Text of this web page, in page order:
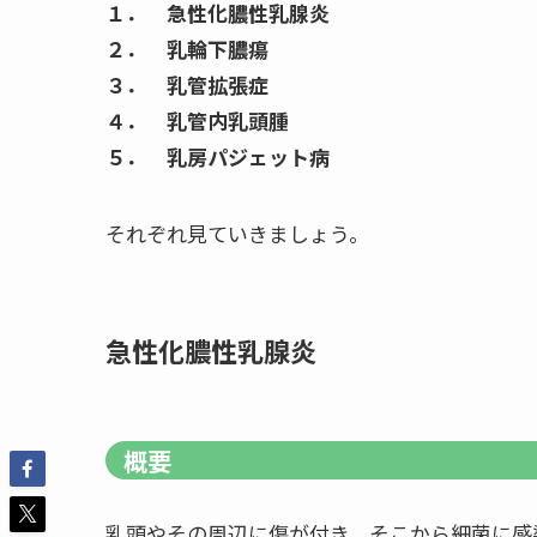
１． 急性化膿性乳腺炎
２． 乳輪下膿瘍
３． 乳管拡張症
４． 乳管内乳頭腫
５． 乳房パジェット病
それぞれ見ていきましょう。
急性化膿性乳腺炎
概要